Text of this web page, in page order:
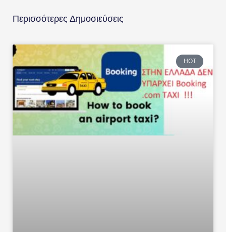
Περισσότερες Δημοσιεύσεις
HOT